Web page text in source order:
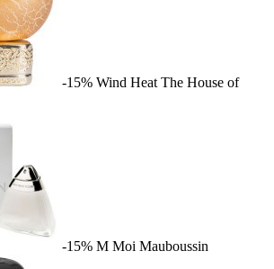
-15% Wind Heat The House of
-15% M Moi Mauboussin